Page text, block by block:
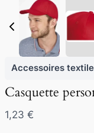
Accessoires
Casquette
N
1,23 €